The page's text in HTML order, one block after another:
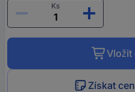
Ks
Vložit
Získat